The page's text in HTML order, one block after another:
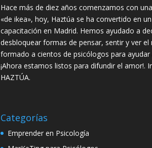
Hace más de diez años comenzamos con
«de ikea», hoy, Haztúa se ha convertido en
capacitación en Madrid. Hemos ayudado a
desbloquear formas de pensar, sentir y ver
formado a cientos de psicólogos para
¡Ahora estamos listos para difundir el amor!.
HAZTÚA.
Categorías
Emprender en Psicología